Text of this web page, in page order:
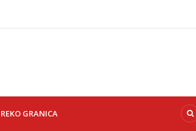
GRANICA